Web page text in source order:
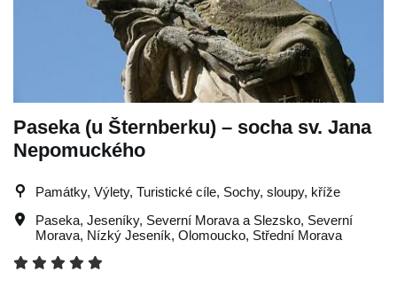
Paseka (u Šternberku) – socha sv. Jana
Nepomuckého
Památky, Výlety, Turistické cíle, Sochy, sloupy, kříže
Paseka, Jeseníky, Severní Morava a Slezsko, Severní
Morava, Nízký Jeseník, Olomoucko, Střední Morava